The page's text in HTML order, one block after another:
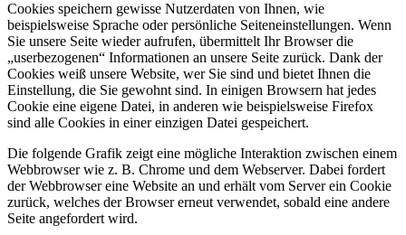
Cookies speichern gewisse Nutzerdaten von Ihnen, wie
beispielsweise Sprache oder persönliche Seiteneinstellungen. Wenn
Sie unsere Seite wieder aufrufen, übermittelt Ihr Browser die
„userbezogenen“ Informationen an unsere Seite zurück. Dank der
Cookies weiß unsere Website, wer Sie sind und bietet Ihnen die
Einstellung, die Sie gewohnt sind. In einigen Browsern hat jedes
Cookie eine eigene Datei, in anderen wie beispielsweise Firefox
sind alle Cookies in einer einzigen Datei gespeichert.
Die folgende Grafik zeigt eine mögliche Interaktion zwischen einem
Webbrowser wie z. B. Chrome und dem Webserver. Dabei fordert
der Webbrowser eine Website an und erhält vom Server ein Cookie
zurück, welches der Browser erneut verwendet, sobald eine andere
Seite angefordert wird.